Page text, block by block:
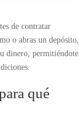
de contratar
o abras un depósito,
dinero, permitiéndote
qué